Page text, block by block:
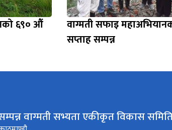
६९० औं
वाग्मती सफाइ
सप्ताह सम्पन्न
वाग्मती सभ्यता एकीकृत विकास